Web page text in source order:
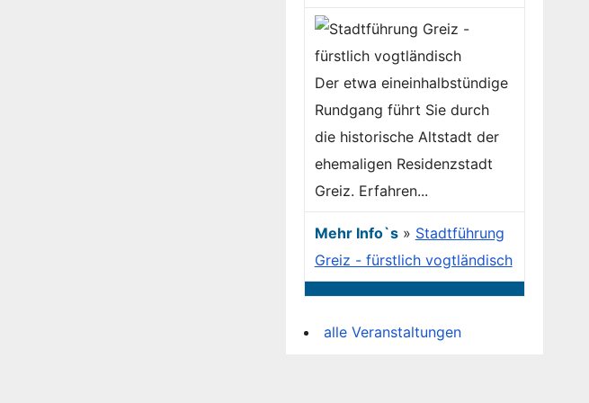
Der etwa eineinhalbstündige
Rundgang führt Sie durch
die historische Altstadt der
ehemaligen Residenzstadt
Greiz. Erfahren...
Mehr Info`s» Stadtführung
Greiz - fürstlich vogtländisch
alle Veranstaltungen